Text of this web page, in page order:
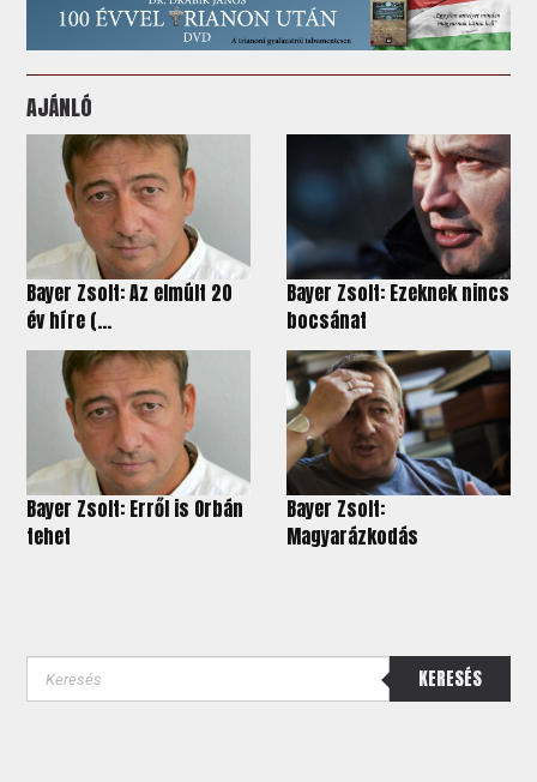
AJÁNLÓ
Bayer Zsolt: Az elmúlt 20
év híre (...
Bayer Zsolt: Ezeknek nincs
bocsánat
Bayer Zsolt: Erről is Orbán
tehet
Bayer Zsolt:
Magyarázkodás
KERESÉS